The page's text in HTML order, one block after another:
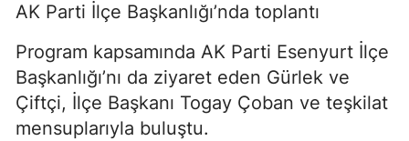
AK Parti İlçe Başkanlığı’nda toplantı
Program kapsamında AK Parti Esenyurt İlçe
Başkanlığı’nı da ziyaret eden Gürlek ve
Çiftçi, İlçe Başkanı Togay Çoban ve teşkilat
mensuplarıyla buluştu.